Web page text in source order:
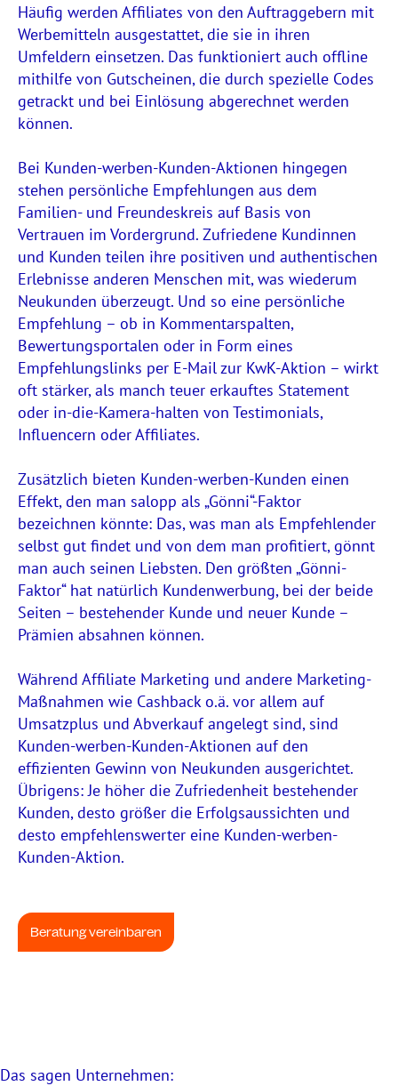
Häufig werden Affiliates von den Auftraggebern mit
Werbemitteln ausgestattet, die sie in ihren
Umfeldern einsetzen. Das funktioniert auch offline
mithilfe von Gutscheinen, die durch spezielle Codes
getrackt und bei Einlösung abgerechnet werden
können.
Bei Kunden-werben-Kunden-Aktionen hingegen
stehen persönliche Empfehlungen aus dem
Familien- und Freundeskreis auf Basis von
Vertrauen im Vordergrund. Zufriedene Kundinnen
und Kunden teilen ihre positiven und authentischen
Erlebnisse anderen Menschen mit, was wiederum
Neukunden überzeugt. Und so eine persönliche
Empfehlung – ob in Kommentarspalten,
Bewertungsportalen oder in Form eines
Empfehlungslinks per E-Mail zur KwK-Aktion – wirkt
oft stärker, als manch teuer erkauftes Statement
oder in-die-Kamera-halten von Testimonials,
Influencern oder Affiliates.
Zusätzlich bieten Kunden-werben-Kunden einen
Effekt, den man salopp als „Gönni“-Faktor
bezeichnen könnte: Das, was man als Empfehlender
selbst gut findet und von dem man profitiert, gönnt
man auch seinen Liebsten. Den größten „Gönni-
Faktor“ hat natürlich Kundenwerbung, bei der beide
Seiten – bestehender Kunde und neuer Kunde –
Prämien absahnen können.
Während Affiliate Marketing und andere Marketing-
Maßnahmen wie Cashback o.ä. vor allem auf
Umsatzplus und Abverkauf angelegt sind, sind
Kunden-werben-Kunden-Aktionen auf den
effizienten Gewinn von Neukunden ausgerichtet.
Übrigens: Je höher die Zufriedenheit bestehender
Kunden, desto größer die Erfolgsaussichten und
desto empfehlenswerter eine Kunden-werben-
Kunden-Aktion.
Beratung vereinbaren
Das sagen Unternehmen: